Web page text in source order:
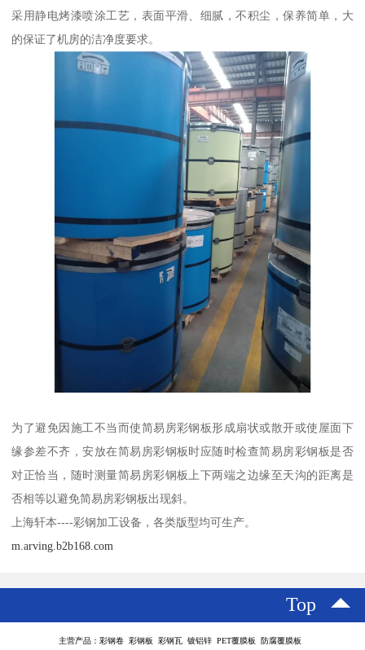
采用静电烤漆喷涂工艺，表面平滑、细腻，不积尘，保养简单，大
的保证了机房的洁净度要求。
为了避免因施工不当而使简易房彩钢板形成扇状或散开或使屋面下
缘参差不齐，安放在简易房彩钢板时应随时检查简易房彩钢板是否
对正恰当，随时测量简易房彩钢板上下两端之边缘至天沟的距离是
否相等以避免简易房彩钢板出现斜。
上海轩本----彩钢加工设备，各类版型均可生产。
m.arving.b2b168.com
Top
主营产品：彩钢卷 彩钢板 彩钢瓦 镀铝锌 PET覆膜板 防腐覆膜板